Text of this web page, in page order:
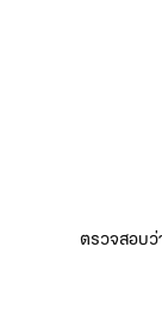
ตรวจสอบว่